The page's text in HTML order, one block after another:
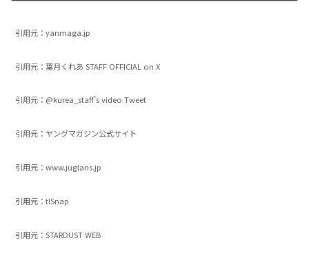
引用元：yanmaga.jp
引用元：葉月くれあ STAFF OFFICIAL on X
引用元：@kurea_staff’s video Tweet
引用元：ヤングマガジン公式サイト
引用元：www.juglans.jp
引用元：tlSnap
引用元：STARDUST WEB